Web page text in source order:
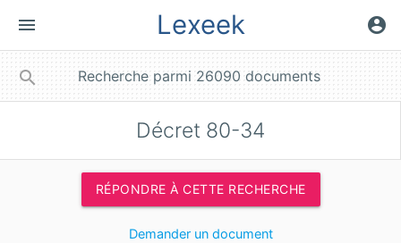
menu Lexeek account_circle
search
Décret 80-34
RÉPONDRE À CETTE RECHERCHE
Demander un document